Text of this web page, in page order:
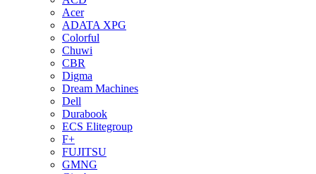
Acer
ADATA XPG
Colorful
Chuwi
CBR
Digma
Dream Machines
Dell
Durabook
ECS Elitegroup
F+
FUJITSU
GMNG